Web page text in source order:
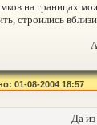
на границах
строились
01-08-2004 18:57
Да